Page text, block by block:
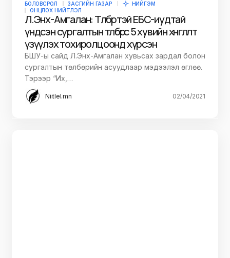
БОЛОВСРОЛ ЗАСГИЙН ГАЗАР
НИЙГЭМ
ОНЦЛОХ НИЙТЛЭЛ
Л.Энх-Амгалан: Төлбөртэй ЕБС-иудтай
үндсэн сургалтын төлбөрөөс 5 хувийн хөнгөлөлт
үзүүлэх тохиролцоонд хүрсэн
БШУ-ы сайд Л.Энх-Амгалан хувьсах зардал болон
сургалтын төлбөрийн асуудлаар мэдээлэл өглөө.
Тэрээр “Их,…
Niitlel.mn 02/04/2021